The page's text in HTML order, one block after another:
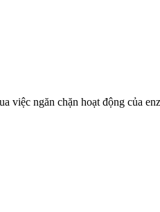
ngăn chặn hoạt động của